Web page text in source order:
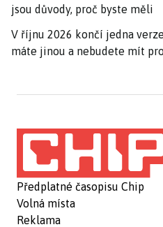
jsou důvody, proč byste měli
V říjnu 2026 končí jedna
máte jinou a nebudete mít
Předplatné časopisu Chip
Volná místa
Reklama